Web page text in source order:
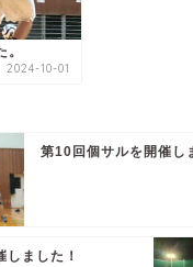
2024-10-01
第10回個サルを開催し
ました！